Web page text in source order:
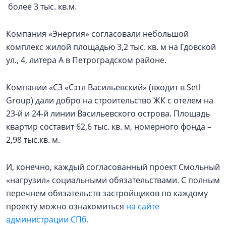
более 3 тыс. кв.м.
Компания «Энергия» согласовали небольшой
комплекс жилой площадью 3,2 тыс. кв. м на Гдовской
ул., 4, литера А в Петроградском районе.
Компании «СЗ «Сэтл Васильевский» (входит в Setl
Group) дали добро на строительство ЖК с отелем на
23-й и 24-й линии Васильевского острова. Площадь
квартир составит 62,6 тыс. кв. м, номерного фонда –
2,98 тыс.кв. м.
И, конечно, каждый согласованный проект Смольный
«нагрузил» социальными обязательствами. С полным
перечнем обязательств застройщиков по каждому
проекту можно ознакомиться на сайте
администрации СПб.